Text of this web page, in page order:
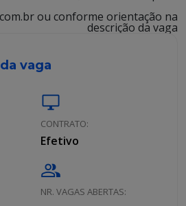
ou conforme orientação na
descrição da vaga
vaga
desktop_windows
CONTRATO:
Efetivo
group
NR. VAGAS ABERTAS: